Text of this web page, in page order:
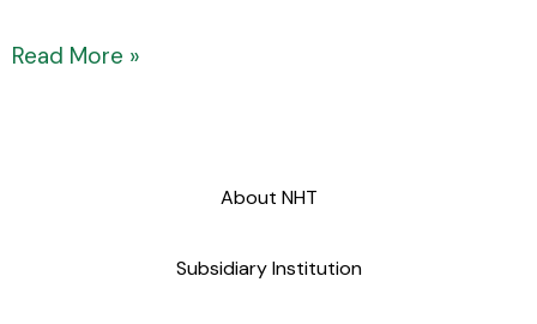
Read More »
About NHT
Subsidiary Institution